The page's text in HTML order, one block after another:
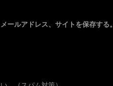
ールアドレス、サイトを保存する。